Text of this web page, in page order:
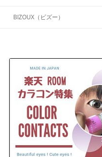
BIZOUX（ビズー）